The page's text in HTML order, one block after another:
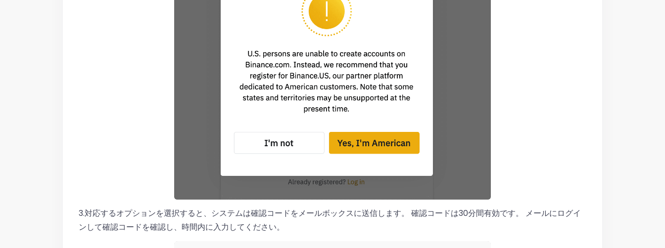
3.対応するオプションを選択すると、システムは確認コードをメールボックスに送信します。 確認コードは30分間有効です。 メールにログイ
ンして確認コードを確認し、時間内に入力してください。